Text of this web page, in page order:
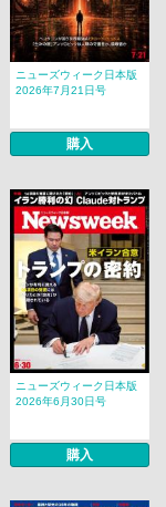
ニューズウィーク日本版
2026年7月21日号
購入
ニューズウィーク日本版
2026年6月30日号
購入